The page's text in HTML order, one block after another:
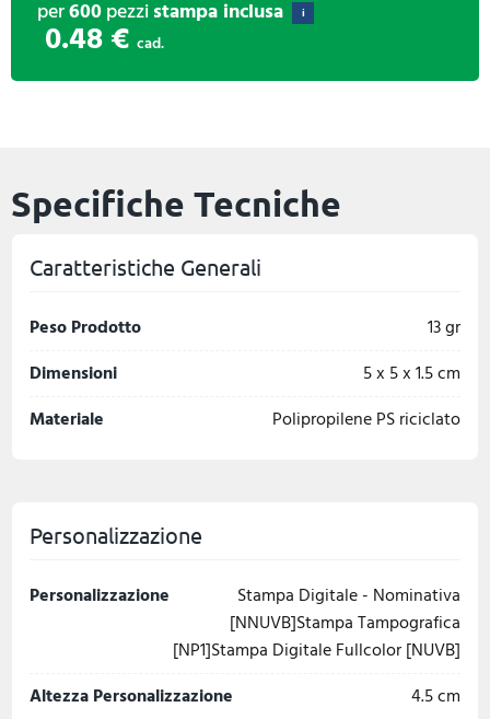
per600pezzistampa inclusa i
0.48 € cad.
Specifiche Tecniche
Caratteristiche Generali
Peso Prodotto
13 gr
Dimensioni
5 x 5 x 1.5 cm
Materiale
Polipropilene PS riciclato
Personalizzazione
Personalizzazione
Stampa Digitale - Nominativa
[NNUVB]Stampa Tampografica
[NP1]Stampa Digitale Fullcolor [NUVB]
Altezza Personalizzazione
4.5 cm